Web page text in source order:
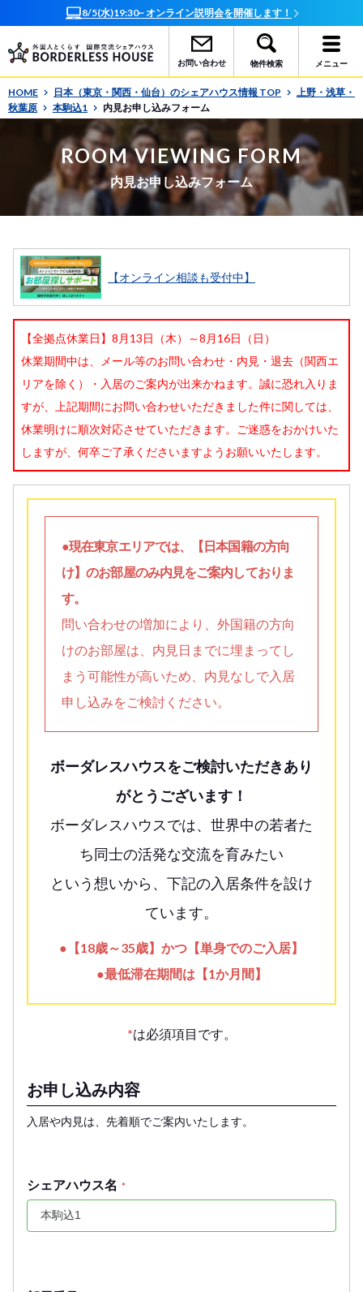
オンラインで簡単相談！お部屋探しサポート随時受付
お問い合わせ 物件検索 メニュー
HOME 日本（東京・関西・仙台）のシェアハウス情報 TOP
上野・浅草・
秋葉原
本駒込1 内見お申し込みフォーム
ROOM VIEWING FORM
内見お申し込みフォーム
【オンライン相談も受付中】
【全拠点休業日】8月13日（木）～8月16日（日）
休業期間中は、メール等のお問い合わせ・内見・退去（関西エ
リアを除く）・入居のご案内が出来かねます。誠に恐れ入りま
すが、上記期間にお問い合わせいただきました件に関しては、
休業明けに順次対応させていただきます。ご迷惑をおかけいた
しますが、何卒ご了承くださいますようお願いいたします。
●現在東京エリアでは、【日本国籍の方向
け】のお部屋のみ内見をご案内しておりま
す。
問い合わせの増加により、外国籍の方向
けのお部屋は、内見日までに埋まってし
まう可能性が高いため、内見なしで入居
申し込みをご検討ください。
ボーダレスハウスをご検討いただきあり
がとうございます！
ボーダレスハウスでは、世界中の若者た
ち同士の活発な交流を育みたい
という想いから、下記の入居条件を設け
ています。
●【18歳～35歳】かつ【単身でのご入居】
●最低滞在期間は【1か月間】
*は必須項目です。
お申し込み内容
入居や内見は、先着順でご案内いたします。
シェアハウス名 *